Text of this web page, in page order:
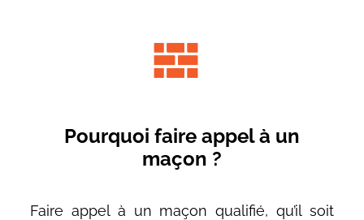
Pourquoi faire appel à un
maçon ?
Faire appel à un maçon qualifié, qu’il soit